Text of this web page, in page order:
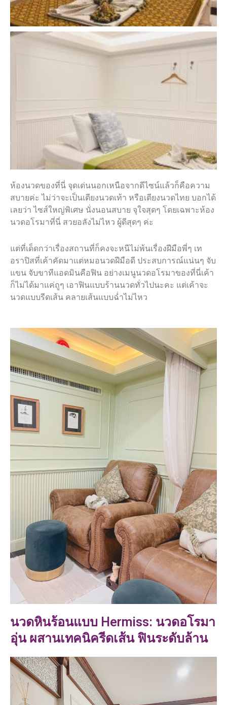
ห้องนวดของที่นี่ จุดเด่นนอกเหนือจากดีไซน์แล้วก็คือความ
สบายค่ะ ไม่ว่าจะเป็นเตียงนวดเท้า หรือเตียงนวดไทย บอกได้
เลยว่า ไซส์ใหญ่พิเศษ นั่งนอนสบาย จุใจสุดๆ โดยเฉพาะห้อง
นวดอโรมาที่นี่ สวยอลังไม่ไหว ผู้ดีสุดๆ ค่ะ
แต่ที่เด็ดกว่าเรื่องสถานที่ก็คงจะหนีไม่พ้นเรื่องฝีมือพี่ๆ เท
อราปิสที่เค้าคัดมาแต่หมอนวดฝีมือดี ประสบการณ์แน่นๆ จับ
แขน จับขาทีแอดมินคือฟิน อย่างเมนูนวดอโรมาของที่นี่เค้า
ก็ไม่ได้มาแค่ถูๆ เอาฟินแบบร้านนวดทั่วไปนะคะ แต่เค้าจะ
นวดแบบรีดเส้น คลายเส้นแบบฉ่ำไม่ไหว
นวดหินร้อนแบบ Hermiss: นวดอโรมา
อุ่น ผสานเทคนิครีดเส้น ฟินระดับล้าน